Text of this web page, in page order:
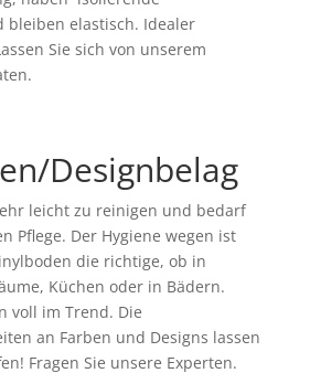
bleiben elastisch. Idealer
Sie sich von unserem
Designbelag
leicht zu reinigen und bedarf
Pflege. Der Hygiene wegen ist
die richtige, ob in
Küchen oder in Bädern.
voll im Trend. Die
an Farben und Designs lassen
Fragen Sie unsere Experten.